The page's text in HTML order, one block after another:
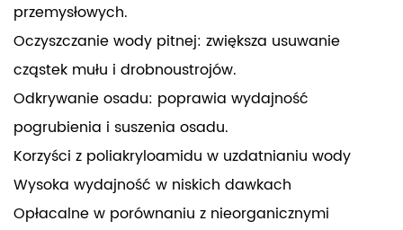
przemysłowych.
Oczyszczanie wody pitnej: zwiększa usuwanie
cząstek mułu i drobnoustrojów.
Odkrywanie osadu: poprawia wydajność
pogrubienia i suszenia osadu.
Korzyści z poliakryloamidu w uzdatnianiu wody
Wysoka wydajność w niskich dawkach
Opłacalne w porównaniu z nieorganicznymi